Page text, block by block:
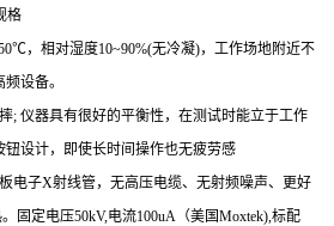
格
，相对湿度10~90%(无冷凝)，工作场地附近不
设备。
; 仪器具有很好的平衡性，在测试时能立于工作
钮设计，即使长时间操作也无疲劳感
电子X射线管，无高压电缆、无射频噪声、更好
固定电压50kV,电流100uA（美国Moxtek),标配